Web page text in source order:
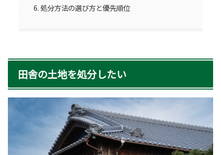
処分方法の選び方と優先順位
田舎の土地を処分したい